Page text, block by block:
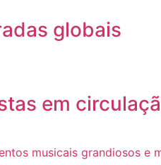
globais
em